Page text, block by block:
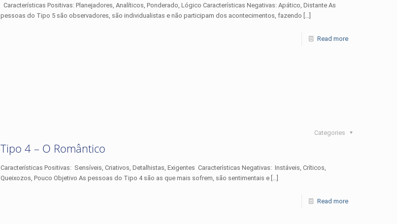
Características Positivas: Planejadores, Analíticos, Ponderado, Lógico Características Negativas: Apático, Distante As
pessoas do Tipo 5 são observadores, são individualistas e não participam dos acontecimentos, fazendo […]
Read more
Categories
Tipo 4 – O Romântico
Características Positivas: Sensíveis, Criativos, Detalhistas, Exigentes Características Negativas: Instáveis, Críticos,
Queixozos, Pouco Objetivo As pessoas do Tipo 4 são as que mais sofrem, são sentimentais e […]
Read more